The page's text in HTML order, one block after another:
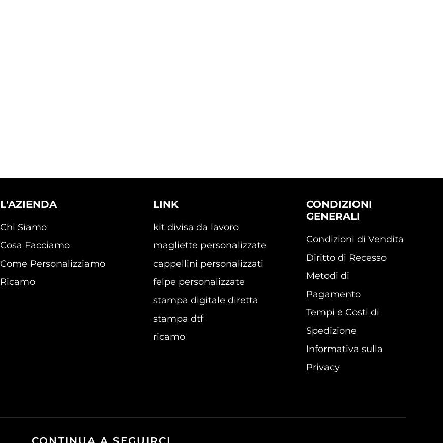
L'AZIENDA
Chi Siamo
Cosa Facciamo
Come Personalizziamo
Ricamo
LINK
kit divisa da lavoro
magliette personalizzate
cappellini personalizzati
felpe personalizzate
stampa digitale diretta
stampa dtf
ricamo
CONDIZIONI
GENERALI
Condizioni di Vendita
Diritto di Recesso
Metodi di
Pagamento
Tempi e Costi di
Spedizione
Informativa sulla
Privacy